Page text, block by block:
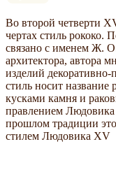
Во второй четверти
чертах стиль рококо.
связано с именем Ж.
архитектора, автора
изделий
стиль носит
кусками камня и
правлением
прошлом традиции
стилем Людовика XV